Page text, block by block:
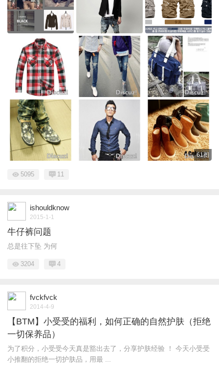
61图
5095 11
ishouldknow
2015-1-1
牛仔裤问题
总是往下坠 为何
3204 4
fvckfvck
2014-4-9
【BTM】小受受的福利，如何正确的自然护肤（拒绝
一切保养品）
为了积分，小受受今天真是豁出去了，分享护肤经验 ！ 今天小受受
小推翻的拒绝一切护肤品，用最 ...